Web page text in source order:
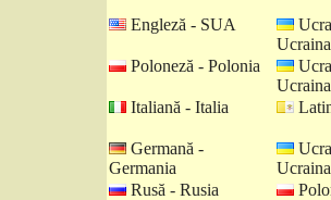
Engleză - SUA
Ucraina
Poloneză - Polonia
Ucraina
Italiană - Italia
Germană -
Germania
Ucraina
Rusă - Rusia